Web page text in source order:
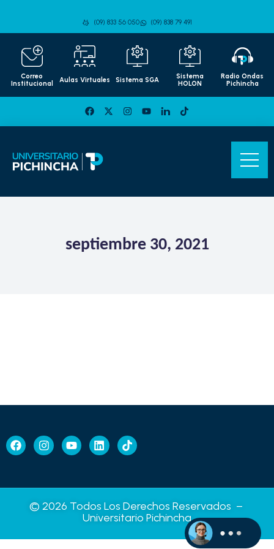
(09) 833 56 050 (09) 838 79 491
Correo
Institucional
Aulas Virtuales Sistema SGA
Sistema
HOLON
Radio Ondas
Pichincha
septiembre 30, 2021
© 2026 Todos Los Derechos Reservados –
Universitario Pichincha